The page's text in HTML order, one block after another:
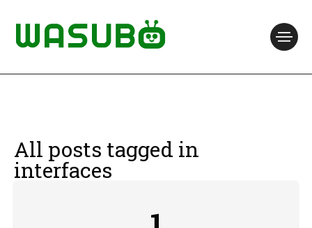
All posts tagged in
interfaces